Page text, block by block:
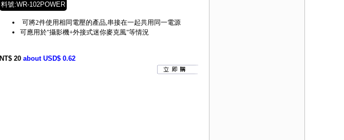
料號:WR-102POWER
可將2件使用相同電壓的產品,串接在一起共用同一電源
可應用於"攝影機+外接式迷你麥克風"等情況
NT$ 20 about USD$ 0.62